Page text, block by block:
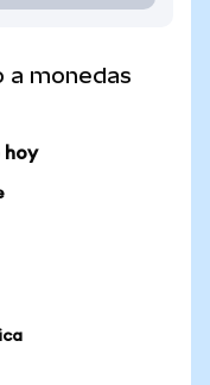
a monedas
hoy